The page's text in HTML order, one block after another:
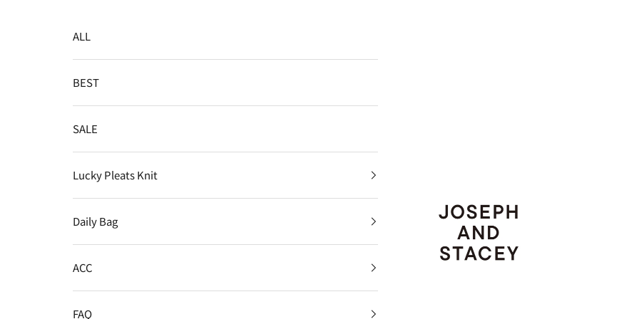
JOSEPH AND STACEY JAPAN
ALL
BEST
SALE
Lucky Pleats Knit
Daily Bag
ACC
FAQ